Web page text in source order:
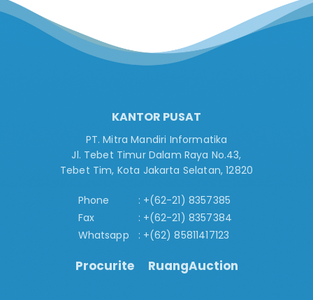
KANTOR PUSAT
PT. Mitra Mandiri Informatika
Jl. Tebet Timur Dalam Raya No.43,
Tebet Tim, Kota Jakarta Selatan, 12820
Phone
+(62-21) 8357385
Fax
+(62-21) 8357384
Whatsapp
+(62) 85811417123
Procurite RuangAuction